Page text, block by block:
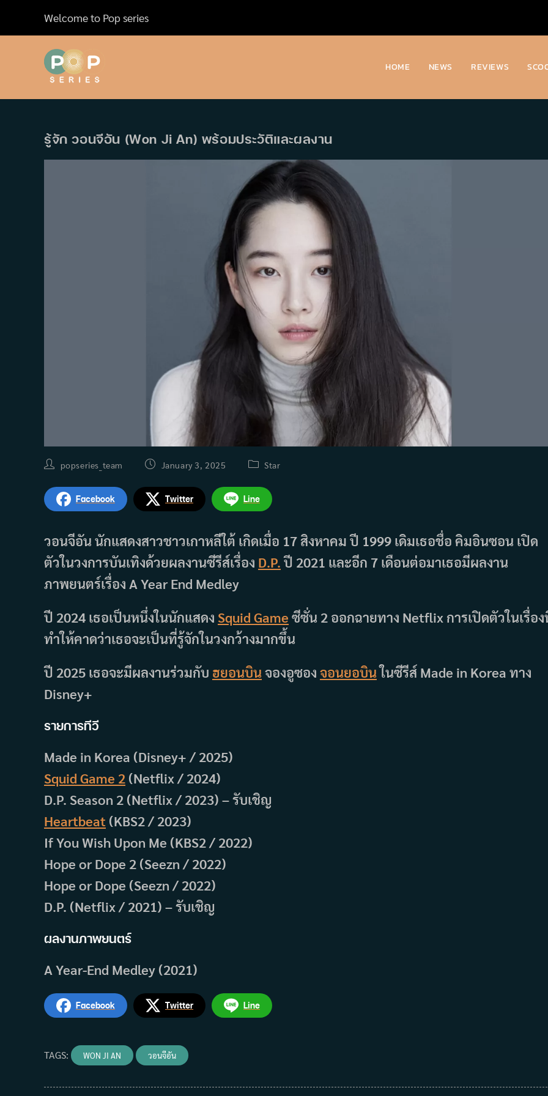
content
Welcome to Pop series
HOME NEWS REVIEWS
รู้จัก วอนจีอัน (Won Ji An) พร้อมประวัติและผลงาน
Postpopseries_team
Post January 3, 2025
PostStar
Facebook Twitter Line
วอนจีอัน นักแสดงสาวชาวเกาหลีใต้ เกิดเมื่อ 17 สิงหาคม ปี 1999 เดิมเธอชื่อ คิมอินซอน เปิด
ตัวในวงการบันเทิงด้วยผลงานซีรีส์เรื่อง D.P.ปี 2021 และอีก 7 เดือนต่อมาเธอมีผลงาน
ภาพยนตร์เรื่อง A Year End Medley
ปี 2024 เธอเป็นหนึ่งในนักแสดง Squid Game ซีซั่น 2 ออกฉายทาง Netflix การเปิดตัวในเรื่อ
ทำให้คาดว่าเธอจะเป็นที่รู้จักในวงกว้างมากขึ้น
ปี 2025 เธอจะมีผลงานร่วมกับ ฮยอนบินจองอูซอง จอนยอบินในซีรีส์ Made in Korea ทาง
Disney+
รายการทีวี
Made in Korea (Disney+ / 2025)
Squid Game 2 (Netflix / 2024)
D.P. Season 2 (Netflix / 2023) – รับเชิญ
Heartbeat (KBS2 / 2023)
If You Wish Upon Me (KBS2 / 2022)
Hope or Dope 2 (Seezn / 2022)
Hope or Dope (Seezn / 2022)
D.P. (Netflix / 2021) – รับเชิญ
ผลงานภาพยนตร์
A Year-End Medley (2021)
Facebook Twitter Line
TAGS: WON JI AN วอนจีอัน